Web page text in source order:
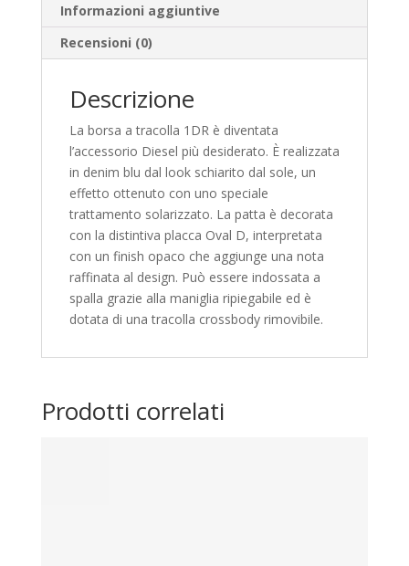
Informazioni aggiuntive
Recensioni (0)
Descrizione
La borsa a tracolla 1DR è diventata
l’accessorio Diesel più desiderato. È realizzata
in denim blu dal look schiarito dal sole, un
effetto ottenuto con uno speciale
trattamento solarizzato. La patta è decorata
con la distintiva placca Oval D, interpretata
con un finish opaco che aggiunge una nota
raffinata al design. Può essere indossata a
spalla grazie alla maniglia ripiegabile ed è
dotata di una tracolla crossbody rimovibile.
Prodotti correlati